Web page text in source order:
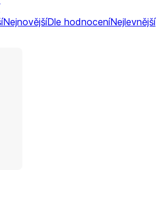
NejnovějšíDle hodnoceníNejlevnější